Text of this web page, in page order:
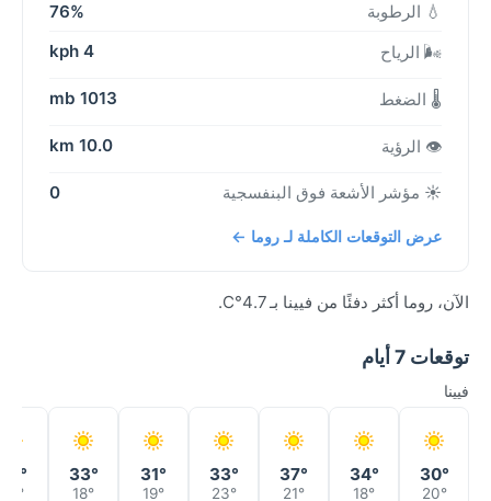
💧 الرطوبة
76%
🌬️ الرياح
4 kph
🌡️ الضغط 1013 mb
👁️ الرؤية 10.0 km
☀️ مؤشر الأشعة فوق البنفسجية 0
عرض التوقعات الكاملة لـ روما ←
الآن، روما أكثر دفئًا من فيينا بـ 4.7°C.
توقعات 7 أيام
فيينا
30°
20°
34°
18°
37°
21°
33°
23°
31°
19°
33°
18°
37°
19°